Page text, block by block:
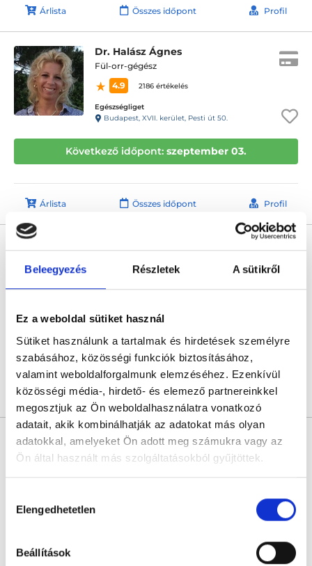
Beleegyezés Részletek A sütikről
Ez a weboldal sütiket használ
Sütiket használunk a tartalmak és hirdetések személyre
szabásához, közösségi funkciók biztosításához,
valamint weboldalforgalmunk elemzéséhez. Ezenkívül
közösségi média-, hirdető- és elemező partnereinkkel
megosztjuk az Ön weboldalhasználatra vonatkozó
adatait, akik kombinálhatják az adatokat más olyan
adatokkal, amelyeket Ön adott meg számukra vagy az
Ön által használt más szolgáltatásokból gyűjtöttek.
szabályzat:https://foglaljorvost.hu/info/foglaljorvost-
kiválasztása
Elengedhetetlen
Beállítások
Árlista Összes időpont Profil
Dr. Halász Ágnes
Fül-orr-gégész
4.9
2186 értékelés
Egészségliget
Budapest, XVII. kerület, Pesti út 50.
Következő időpont: szeptember 03.
Árlista Összes időpont Profil
Sajnáljuk, jelenleg nincs szabad időpont!
Árlista Összes időpont Profil
* Szakorvos jelölt (rezidens): általános orvosi oklevéllel rendelkező
orvos, aki jogszabályok szerinti szakorvosi szakképesítés
megszerzésére irányuló képzésben vesz részt. Ezen orvosok által
önállóan nem végezhető szakmai tevékenységért teljes
felelősséggel tartozik és azt közvetlenül felügyeli az egészségügyi
szakorvosjelölt önállóan láthat el feladatokat. A foglaljorvost.hu
felelősségét kizárja esetleges névazonosságért bármely szakorvos
és szakorvosjelölt esetén.